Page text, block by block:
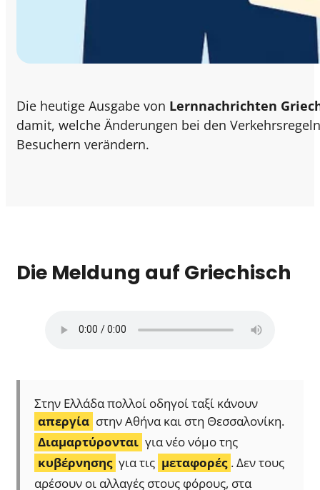
Die heutige Ausgabe von Lernnachrichten
damit, welche Änderungen bei den
Besuchern verändern.
Die Meldung auf Griechisch
Στην Ελλάδα πολλοί οδηγοί ταξί κάνουν
απεργία στην Αθήνα και στη Θεσσαλονίκη.
Διαμαρτύρονται για νέο νόμο της
κυβέρνησης για τις μεταφορές . Δεν τους
αρέσουν οι αλλαγές στους φόρους, στα